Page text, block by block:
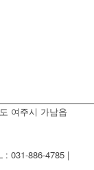
여주시 가남읍
: 031-886-4785 |